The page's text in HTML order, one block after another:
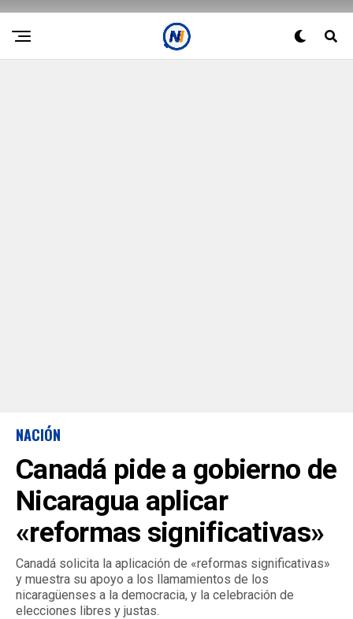
NACIÓN
Canadá pide a gobierno de
Nicaragua aplicar
«reformas significativas»
Canadá solicita la aplicación de «reformas significativas»
y muestra su apoyo a los llamamientos de los
nicaragüenses a la democracia, y la celebración de
elecciones libres y justas.